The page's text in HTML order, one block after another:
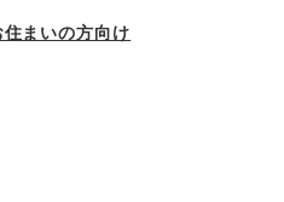
まいの方向け